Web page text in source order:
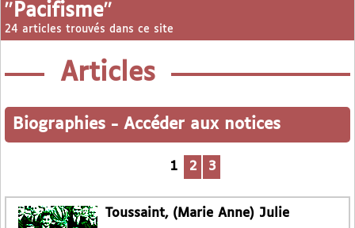
" Pacifisme"
24 articles trouvés dans ce site
Articles
Biographies - Accéder aux notices
1 2 3
Toussaint, (Marie Anne) Julie